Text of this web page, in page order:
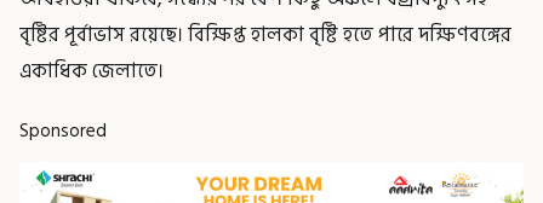
বৃষ্টির পূর্বাভাস রয়েছে। বিক্ষিপ্ত হালকা বৃষ্টি হতে পারে দক্ষিণবঙ্গের
একাধিক জেলাতে।
Sponsored